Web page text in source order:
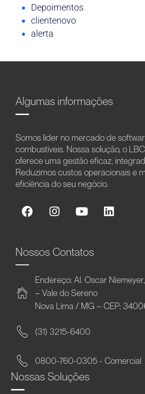
Depoimentos
clientenovo
alerta
Algumas informações
Somos líder no mercado de
combustíveis. Nossa solução, o
oferece uma gestão eficaz,
Reduzimos custos operacionais e
eficiência do seu negócio.
Nossos Contatos
Endereço: Al. Oscar
– Vale do Sereno
Nova Lima / MG – CEP:
(31) 3215-6400
0800-760-0305 - Comercial
Nossas Soluções